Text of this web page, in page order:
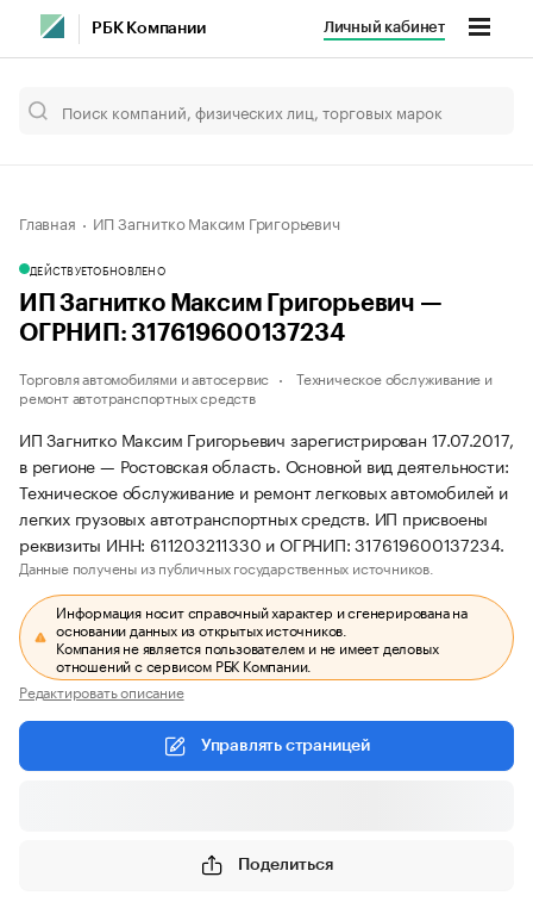
РБК Компании Личный кабинет
Главная ИП Загнитко Максим Григорьевич
ДЕЙСТВУЕТОБНОВЛЕНО
ИП Загнитко Максим Григорьевич —
ОГРНИП: 317619600137234
Торговля автомобилями и автосервис
Техническое обслуживание и
ремонт автотранспортных средств
ИП Загнитко Максим Григорьевич зарегистрирован 17.07.2017,
в регионе — Ростовская область. Основной вид деятельности:
Техническое обслуживание и ремонт легковых автомобилей и
легких грузовых автотранспортных средств. ИП присвоены
реквизиты ИНН: 611203211330 и ОГРНИП: 317619600137234.
Данные получены из публичных государственных источников.
Информация носит справочный характер и сгенерирована на
основании данных из открытых источников.
Компания не является пользователем и не имеет деловых
отношений с сервисом РБК Компании.
Редактировать описание
Управлять страницей
Поделиться